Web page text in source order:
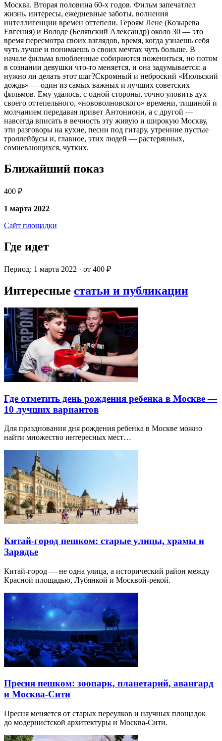
Москва. Вторая половина 60-х годов. Фильм запечатлел
жизнь, интересы, ежедневные заботы, волнения
интеллигенции времен оттепели. Героям Лене (Козырева
Евгения) и Володе (Белявский Александр) около 30 — это
время пересмотра своих взглядов, время, когда узнаешь себя
чуть лучше и понимаешь о своих мечтах чуть больше. В
начале фильма влюбленные собираются пожениться, но потом
в сознании девушки что-то меняется, и она задумывается: а
нужно ли делать этот шаг?Скромный и неброский «Июльский
дождь» — один из самых важных и лучших советских
фильмов. Ему удалось, с одной стороны, точно уловить дух
своего оттепельного, «нововолновского» времени, тишиной и
молчанием передавая привет Антониони, а с другой —
навсегда вписать в вечность эту живую и широкую Москву,
эти разговоры на кухне, песни под гитару, утренние пустые
троллейбусы и, главное, этих людей — растерянных,
сомневающихся, чутких.
Ближайший показ
400 ₽
1 марта 2022
Сайт площадки
Где идет
Период: 1 марта 2022 · от 400 ₽
Интересные статьи и публикации
Где отметить день рождения ребенка в Москве —
10 лучших вариантов
Для празднования дня рождения ребенка в Москве можно
найти множество интересных мест…
Китай-город пешком: старые улицы, храмы и
Зарядье
Китай-город — не одна улица, а исторический район между
Красной площадью, Лубянкой и Москвой-рекой.
Пресня пешком: зоопарк, планетарий, авангард
и Москва-Сити
Пресня меняется от старых переулков и научных площадок
до модернистской архитектуры и Москва-Сити.